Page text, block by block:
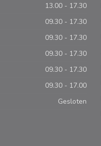
13.00 - 17.30
09.30 - 17.30
09.30 - 17.30
09.30 - 17.30
09.30 - 17.30
09.30 - 17.00
Gesloten